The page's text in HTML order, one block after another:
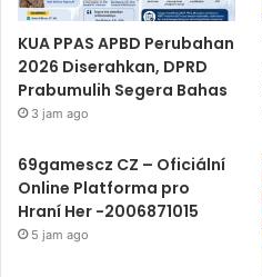
KUA PPAS APBD Perubahan
2026 Diserahkan, DPRD
Prabumulih Segera Bahas
3 jam ago
69gamescz CZ – Oficiální
Online Platforma pro
Hraní Her -2006871015
5 jam ago